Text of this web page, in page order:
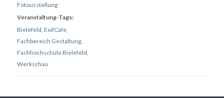
Fotousstellung
Veranstaltung-Tags:
Bielefeld ExifCafe,
Fachbereich Gestaltung,
Fachhochschule Bielefeld
Werkschau